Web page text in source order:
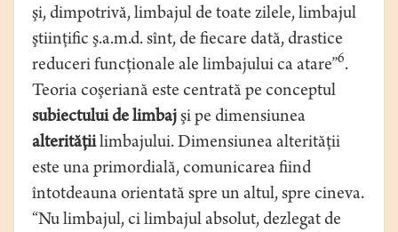
şi, dimpotrivă, limbajul de toate zilele, limbajul
ştiinţific ş.a.m.d. sînt, de fiecare dată, drastice
reduceri funcţionale ale limbajului ca atare”6.
Teoria coşeriană este centrată pe conceptul
subiectului de limbajşi pe dimensiunea
alterităţiilimbajului. Dimensiunea alterităţii
este una primordială, comunicarea fiind
întotdeauna orientată spre un altul, spre cineva.
“Nu limbajul, ci limbajul absolut, dezlegat de